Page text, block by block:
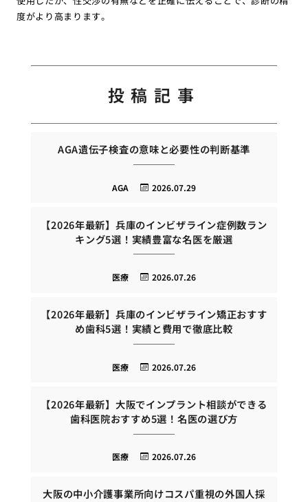
度がより高まります。
投稿記事
AGA遺伝子検査の意味と必要性の判断基準
2026.07.29
AGA
【2026年最新】兵庫のインビザライン症例数ラン
キング5選！実績豊富な名医を厳選
2026.07.26
医療
【2026年最新】兵庫のインビザライン矯正おすす
め歯科5選！実績と費用で徹底比較
2026.07.26
医療
【2026年最新】大阪でインプラント相談ができる
歯科医院おすすめ5選！名医の選び方
2026.07.26
医療
大阪の中小介護事業所向けコスパ重視の外国人採